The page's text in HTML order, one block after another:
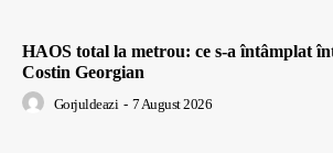
HAOS total la metrou: ce s-a întâmplat
Costin Georgian
Gorjuldeazi - 7 August 2026